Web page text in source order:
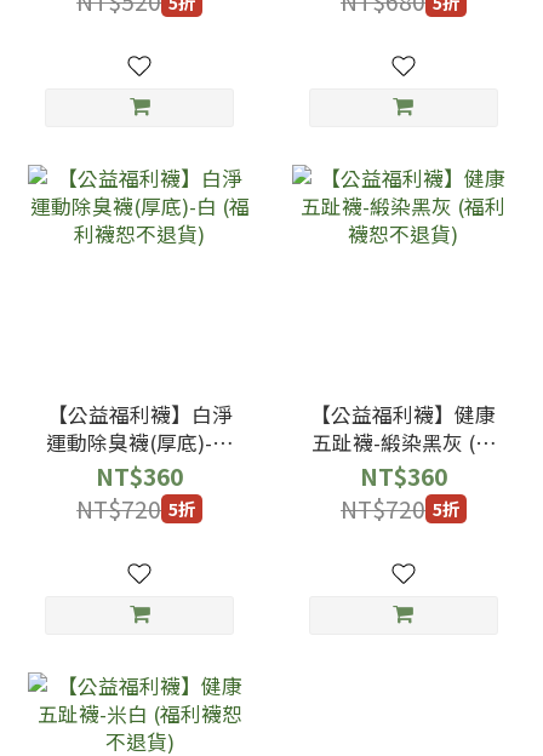
【公益福利襪】白淨
運動除臭襪(厚底)-白
(福利襪恕不退貨)
NT$360
NT$720 5折
【公益福利襪】健康
五趾襪-緞染黑灰 (福
利襪恕不退貨)
NT$360
NT$720 5折